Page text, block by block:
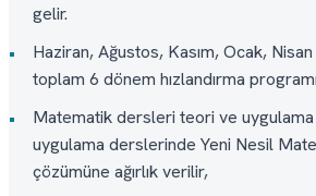
gelir.
•
Haziran, Ağustos, Kasım, Ocak,
toplam 6 dönem hızlandırma
•
Matematik dersleri teori ve uygulama
uygulama derslerinde Yeni Nesil
çözümüne ağırlık verilir,